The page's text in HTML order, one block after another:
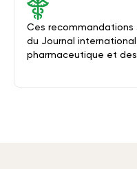
Ces recommandations
du Journal
pharmaceutique et